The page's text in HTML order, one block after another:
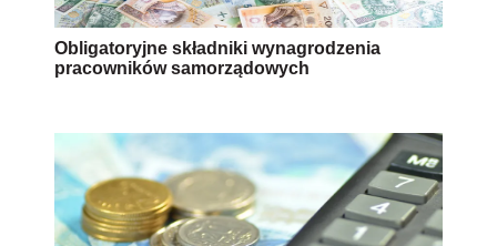
Obligatoryjne składniki wynagrodzenia
pracowników samorządowych